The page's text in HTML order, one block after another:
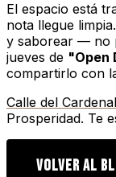
El espacio está
nota llegue
y saborear — no
jueves de "Open
compartirlo con
Calle del
Prosperidad. Te
VOLVER AL